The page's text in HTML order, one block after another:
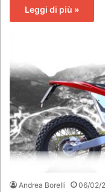
Leggi di più »
Andrea Borelli 06/02/